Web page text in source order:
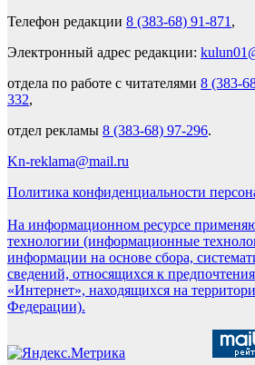
Телефон редакции 8 (383-68) 91-871 ,
Электронный адрес редакции:
отдела по работе с читателями 8 (383-
332,
отдел рекламы 8 (383-68) 97-296.
Kn-reklama@mail.ru
Политика конфиденциальности
На информационном ресурсе
технологии (информационные
информации на основе сбора,
сведений, относящихся к
«Интернет», находящихся на
Федерации).